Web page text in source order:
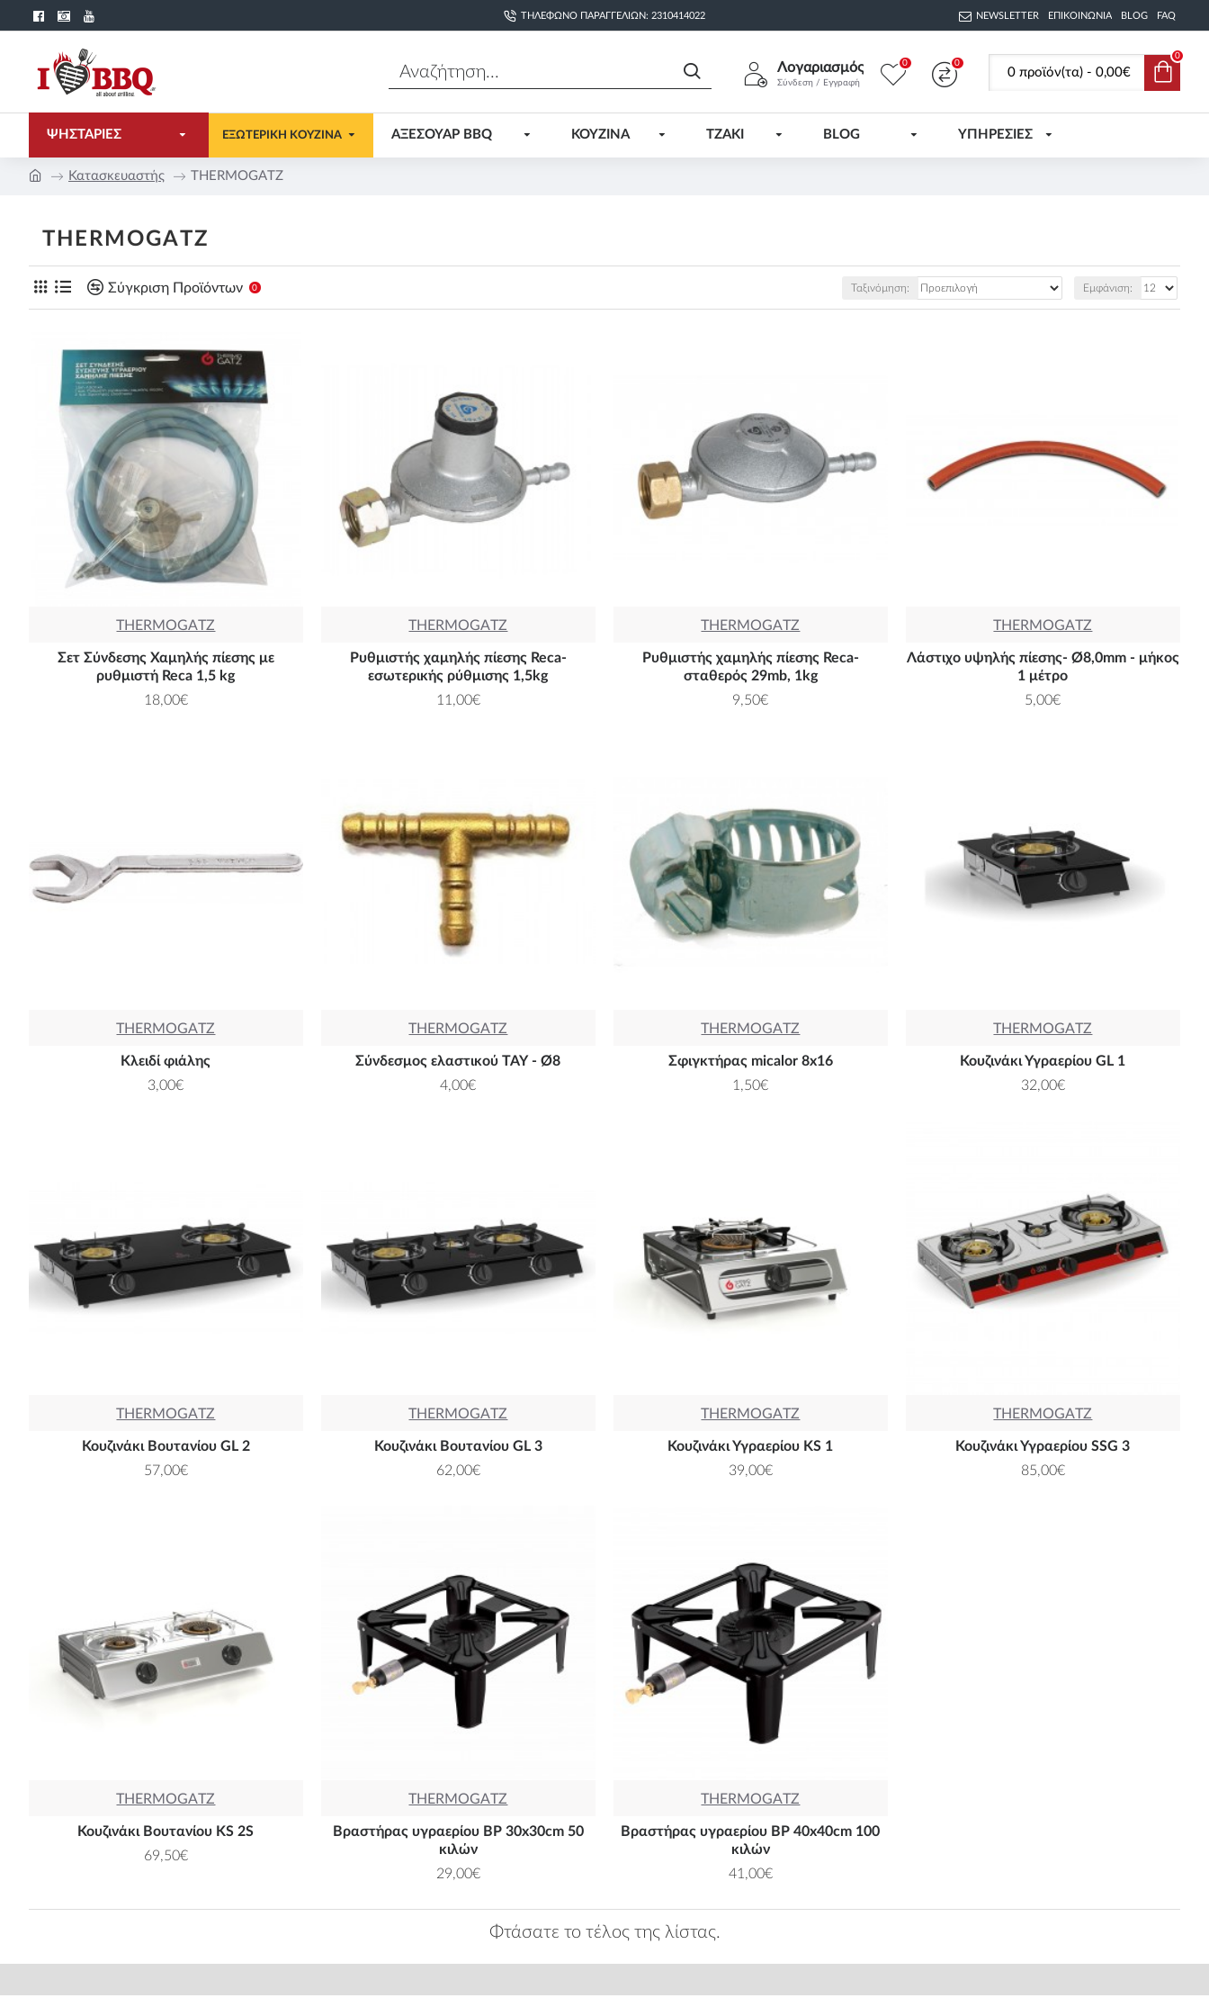
ΤΗΛΈΦΩΝΟ ΠΑΡΑΓΓΕΛΙΏΝ: 2310414022 NEWSLETTER ΕΠΙΚΟΙΝΩΝΊΑ BLOG FAQ
Λογαριασμός
Σύνδεση / Εγγραφή
0 0
0 προϊόν(τα) - 0,00€
0
ΨΗΣΤΑΡΙΕΣ ΕΞΩΤΕΡΙΚΗ ΚΟΥΖΙΝΑ ΑΞΕΣΟΥΑΡ BBQ ΚΟΥΖΙΝΑ ΤΖΑΚΙ BLOG ΥΠΗΡΕΣΙΕΣ
Κατασκευαστής THERMOGATZ
THERMOGATZ
Σύγκριση Προϊόντων 0 Ταξινόμηση: Εμφάνιση:
THERMOGATZ
Σετ Σύνδεσης Χαμηλής πίεσης με
ρυθμιστή Reca 1,5 kg
18,00€
THERMOGATZ
Ρυθμιστής χαμηλής πίεσης Reca-
εσωτερικής ρύθμισης 1,5kg
11,00€
THERMOGATZ
Ρυθμιστής χαμηλής πίεσης Reca-
σταθερός 29mb, 1kg
9,50€
THERMOGATZ
Λάστιχο υψηλής πίεσης- Ø8,0mm - μήκος
1 μέτρο
5,00€
THERMOGATZ
Κλειδί φιάλης
3,00€
THERMOGATZ
Σύνδεσμος ελαστικού ΤΑΥ - Ø8
4,00€
THERMOGATZ
Σφιγκτήρας micalor 8x16
1,50€
THERMOGATZ
Κουζινάκι Υγραερίου GL 1
32,00€
THERMOGATZ
Κουζινάκι Βουτανίου GL 2
57,00€
THERMOGATZ
Κουζινάκι Βουτανίου GL 3
62,00€
THERMOGATZ
Κουζινάκι Υγραερίου KS 1
39,00€
THERMOGATZ
Κουζινάκι Υγραερίου SSG 3
85,00€
THERMOGATZ
Κουζινάκι Βουτανίου KS 2S
69,50€
THERMOGATZ
Βραστήρας υγραερίου BP 30x30cm 50
κιλών
29,00€
THERMOGATZ
Βραστήρας υγραερίου BP 40x40cm 100
κιλών
41,00€
Φτάσατε το τέλος της λίστας.